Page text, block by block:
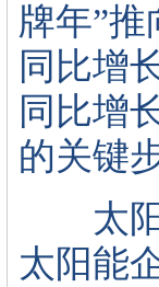
牌年”
同比增
同比增
的关键
太阳
太阳能